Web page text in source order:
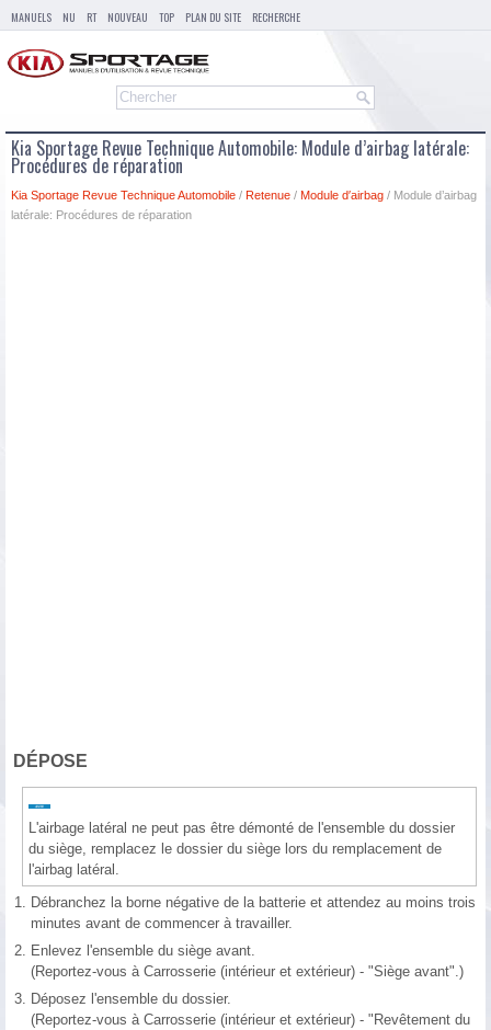
MANUELS NU RT NOUVEAU TOP PLAN DU SITE RECHERCHE
Kia Sportage Revue Technique Automobile: Module d’airbag latérale:
Procédures de réparation
Kia Sportage Revue Technique Automobile / Retenue / Module d′airbag / Module d’airbag
latérale: Procédures de réparation
DÉPOSE
L'airbage latéral ne peut pas être démonté de l'ensemble du dossier
du siège, remplacez le dossier du siège lors du remplacement de
l'airbag latéral.
1. Débranchez la borne négative de la batterie et attendez au moins trois
minutes avant de commencer à travailler.
2. Enlevez l'ensemble du siège avant.
(Reportez-vous à Carrosserie (intérieur et extérieur) - "Siège avant".)
3. Déposez l'ensemble du dossier.
(Reportez-vous à Carrosserie (intérieur et extérieur) - "Revêtement du